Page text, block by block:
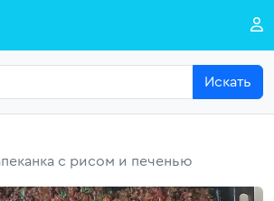
Искать
с рисом и печенью